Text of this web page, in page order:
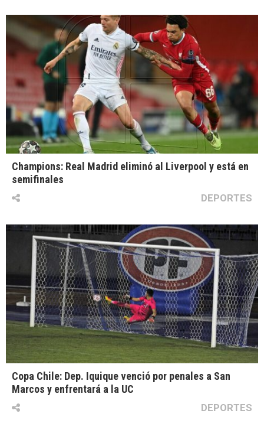
Champions: Real Madrid eliminó al Liverpool y está en
semifinales
DEPORTES
Copa Chile: Dep. Iquique venció por penales a San
Marcos y enfrentará a la UC
DEPORTES